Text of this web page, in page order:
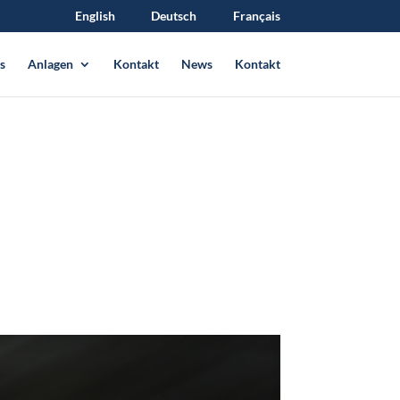
English Deutsch Français
Anlagen Kontakt News Kontakt